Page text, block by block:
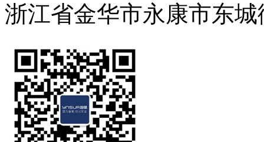
浙江省金华市永康市东